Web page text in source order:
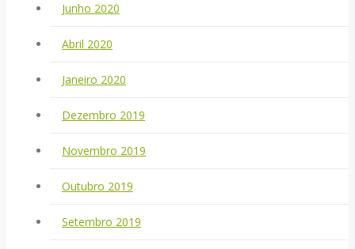
Junho 2020
Abril 2020
Janeiro 2020
Dezembro 2019
Novembro 2019
Outubro 2019
Setembro 2019